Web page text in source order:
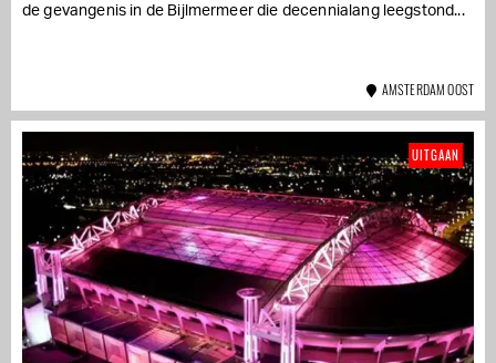
de gevangenis in de Bijlmermeer die decennialang leegstond...
AMSTERDAM OOST
UITGAAN